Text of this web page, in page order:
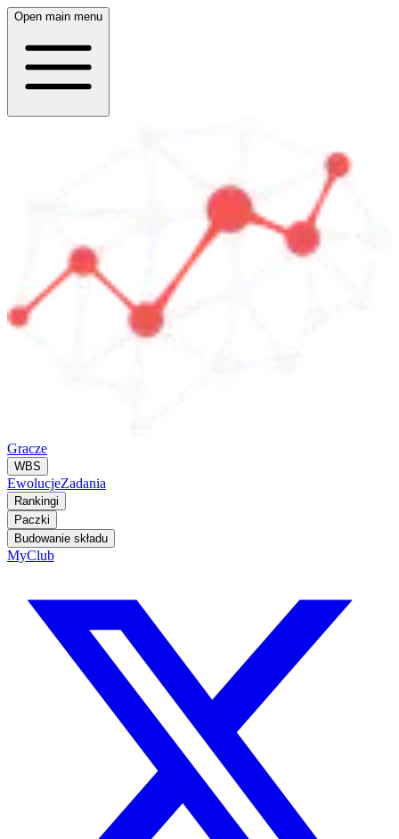
Open main menu
Gracze
WBS
EwolucjeZadania
Rankingi
Paczki
Budowanie składu
MyClub